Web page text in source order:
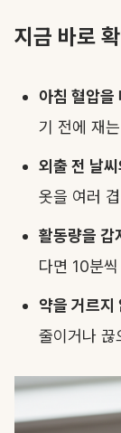
지금 바로
아침 혈압을
기 전에 재
외출 전 날
옷을 여러
활동량을 갑
다면 10분
약을 거르지
줄이거나 끊